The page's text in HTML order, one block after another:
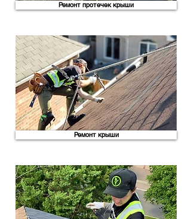
Ремонт протечек крыши
Ремонт крыши